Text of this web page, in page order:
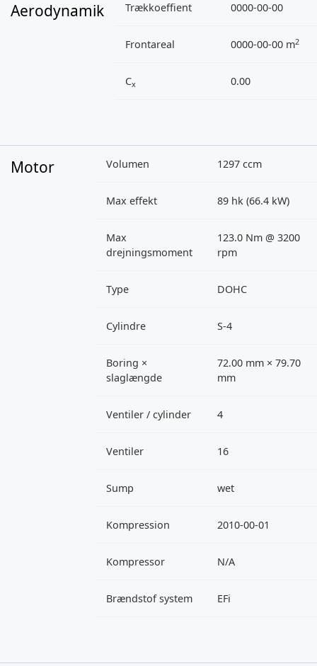
Aerodynamik Trækkoeffient 0000-00-00
Frontareal 0000-00-00 m2
Cx 0.00
Motor Volumen 1297 ccm
Max effekt 89 hk (66.4 kW)
Max
drejningsmoment
123.0 Nm @ 3200
rpm
Type DOHC
Cylindre S-4
Boring ×
slaglængde
72.00 mm × 79.70
mm
Ventiler / cylinder 4
Ventiler 16
Sump wet
Kompression 2010-00-01
Kompressor N/A
Brændstof system EFi